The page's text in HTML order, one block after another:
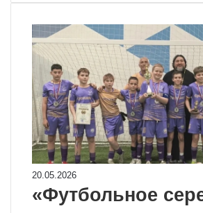
20.05.2026
«Футбольное